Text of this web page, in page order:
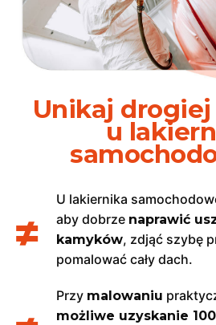
Unikaj
u
U lakiernika
aby dobrze naprawić
kamyków, zdjąć szybę
pomalować cały dach.
Przy malowaniu
możliwe uzyskanie